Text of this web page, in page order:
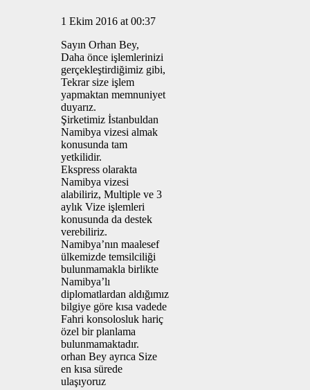
1 Ekim 2016 at 00:37
Sayın Orhan Bey,
Daha önce işlemlerinizi
gerçekleştirdiğimiz gibi,
Tekrar size işlem
yapmaktan memnuniyet
duyarız.
Şirketimiz İstanbuldan
Namibya vizesi almak
konusunda tam
yetkilidir.
Ekspress olarakta
Namibya vizesi
alabiliriz, Multiple ve 3
aylık Vize işlemleri
konusunda da destek
verebiliriz.
Namibya’nın maalesef
ülkemizde temsilciliği
bulunmamakla birlikte
Namibya’lı
diplomatlardan aldığımız
bilgiye göre kısa vadede
Fahri konsolosluk hariç
özel bir planlama
bulunmamaktadır.
orhan Bey ayrıca Size
en kısa sürede
ulaşıyoruz